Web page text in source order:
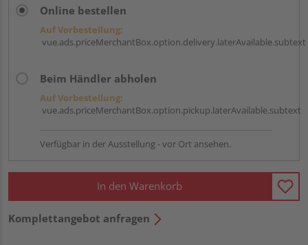
Online bestellen
Auf Vorbestellung:
vue.ads.priceMerchantBox.option.delivery.laterAvailable.subtext
Beim Händler abholen
Auf Vorbestellung:
vue.ads.priceMerchantBox.option.pickup.laterAvailable.subtext
Verfügbar in der Ausstellung - vor Ort ansehen.
In den Warenkorb
Komplettangebot anfragen